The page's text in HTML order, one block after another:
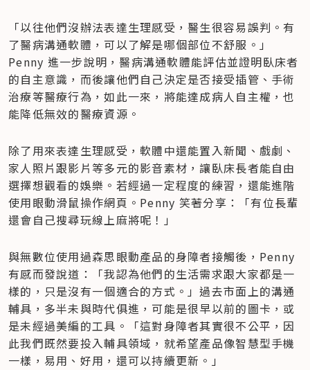
「以往他們沒辦法表達生理感受，醫生很容易誤判。有
了醫病溝通軟體，可以了解是哪個部位不舒服。」
Penny 進一步說明，醫病溝通軟體能評估並證明臥床者
的自主意識，而後讓他們自己決定是否接受插管、手術
治療等醫療行為，如此一來，將能達成病人自主權，也
能降低無效的醫療資源。
除了用來表達生理感受，軟體中還能置入新聞、戲劇、
家人照片跟影片等多元的影音素材，讓臥床長者能自由
選擇想觀看的娛樂。若經過一定程度的練習，還能進階
使用眼動滑鼠操作網頁。Penny 笑著分享：「有位長輩
還會自己搜尋玩線上麻將呢！」
與無數位使用過森思眼動產品的身障者接觸後，Penny
有感而發說道：「我認為他們的生活需求跟大家都是一
樣的，只是沒有一個適合的方式。」過去市面上的溝通
輔具，多半未與時代俱進，可能是很早以前的圖卡，或
是未經過美編的工具。「這對身障者其實很不公平，因
此我們既然要投入輔具領域，就希望產品像智慧型手機
一樣，易用、好用，還可以持續更新。」